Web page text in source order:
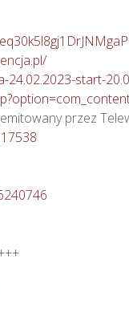
24.02.2023-start-